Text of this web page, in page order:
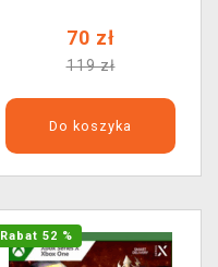
70 zł
119 zł
Do koszyka
Rabat 52 %